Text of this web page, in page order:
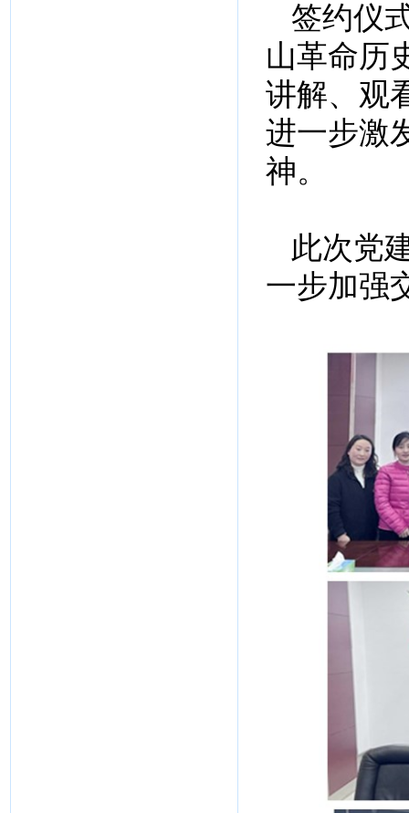
签约仪
山革命历
讲解、观
进一步激
神。
此次党
一步加强